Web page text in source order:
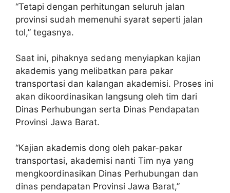
“Tetapi dengan perhitungan seluruh jalan
provinsi sudah memenuhi syarat seperti jalan
tol,” tegasnya.
Saat ini, pihaknya sedang menyiapkan kajian
akademis yang melibatkan para pakar
transportasi dan kalangan akademisi. Proses ini
akan dikoordinasikan langsung oleh tim dari
Dinas Perhubungan serta Dinas Pendapatan
Provinsi Jawa Barat.
“Kajian akademis dong oleh pakar-pakar
transportasi, akademisi nanti Tim nya yang
mengkoordinasikan Dinas Perhubungan dan
dinas pendapatan Provinsi Jawa Barat,”